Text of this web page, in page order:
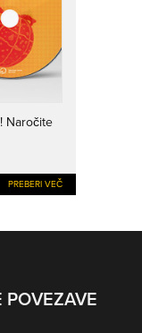
! Naročite
PREBERI VEČ